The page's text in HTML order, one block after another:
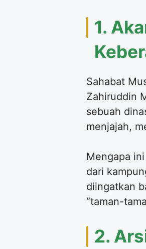
​1.
​Sahabat
Zahiruddin
sebuah
menjajah,
​Mengapa
dari
diingatkan
“taman-
​2.